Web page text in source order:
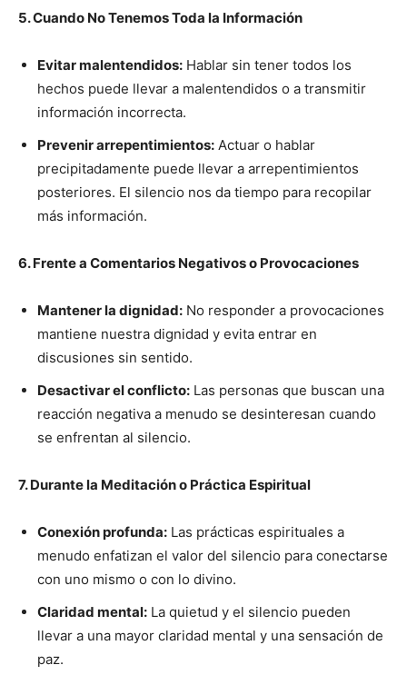
5. Cuando No Tenemos Toda la Información
Evitar malentendidos: Hablar sin tener todos los
hechos puede llevar a malentendidos o a transmitir
información incorrecta.
Prevenir arrepentimientos: Actuar o hablar
precipitadamente puede llevar a arrepentimientos
posteriores. El silencio nos da tiempo para recopilar
más información.
6. Frente a Comentarios Negativos o Provocaciones
Mantener la dignidad: No responder a provocaciones
mantiene nuestra dignidad y evita entrar en
discusiones sin sentido.
Desactivar el conflicto: Las personas que buscan una
reacción negativa a menudo se desinteresan cuando
se enfrentan al silencio.
7. Durante la Meditación o Práctica Espiritual
Conexión profunda: Las prácticas espirituales a
menudo enfatizan el valor del silencio para conectarse
con uno mismo o con lo divino.
Claridad mental: La quietud y el silencio pueden
llevar a una mayor claridad mental y una sensación de
paz.